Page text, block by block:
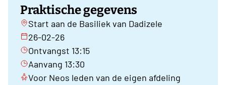
Praktische gegevens
Start aan de Basiliek van Dadizele
26-02-26
Ontvangst 13:15
Aanvang 13:30
Voor Neos leden van de eigen afdeling